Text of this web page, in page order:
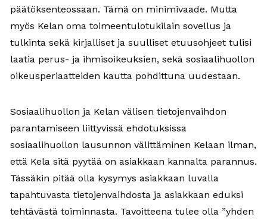
päätöksenteossaan. Tämä on minimivaade. Mutta
myös Kelan oma toimeentulotukilain sovellus ja
tulkinta sekä kirjalliset ja suulliset etuusohjeet tulisi
laatia perus- ja ihmisoikeuksien, sekä sosiaalihuollon
oikeusperiaatteiden kautta pohdittuna uudestaan.
Sosiaalihuollon ja Kelan välisen tietojenvaihdon
parantamiseen liittyvissä ehdotuksissa
sosiaalihuollon lausunnon välittäminen Kelaan ilman,
että Kela sitä pyytää on asiakkaan kannalta parannus.
Tässäkin pitää olla kysymys asiakkaan luvalla
tapahtuvasta tietojenvaihdosta ja asiakkaan eduksi
tehtävästä toiminnasta. Tavoitteena tulee olla ”yhden